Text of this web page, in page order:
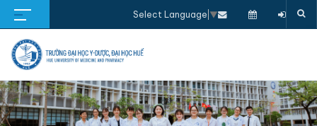
Select Language ▼